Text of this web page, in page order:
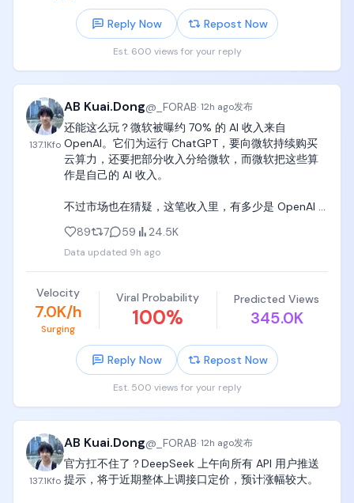
很多人总觉得自己看对主线就够了。
比如半导体。
比如存储。
比如海力士、美光、SanDisk这些资产。
但市场经常告诉你：
看对方向，不等于一定赚钱。
买到好公司，不等于不会回撤。
押中产业趋势，不等于仓位可以乱来。
真正决定你能不能活到最后的，往往不是观点有多聪
明，而是：
有没有杠杆？
有没有现金？
能不能扛波动？
会不会在最痛的时候被迫卖出？
我一直觉得，普通人做投资最大的优势，不是比华尔
街更聪明。
而是我们可以不加杠杆。
可以定投。
可以分批。
华尔街最怕的，不是天才。
是活得久的人。
Reply Now Repost Now
Est. 600 views for your reply
137.1Kfo
AB Kuai.Dong@ _FORAB·12h ago发布
还能这么玩？微软被曝约 70% 的 AI 收入来自
OpenAI。它们为运行 ChatGPT，要向微软持续购买
云算力，还要把部分收入分给微软，而微软把这些算
作是自己的 AI 收入。
不过市场也在猜疑，这笔收入里，有多少是 OpenAI
形成的账面收入。 https://t.co/7cjUvMkaGQ
89 7 59 24.5K
Data updated 9h ago
Velocity
7.0K/h
Surging
Viral Probability
100%
Predicted Views
345.0K
Reply Now Repost Now
Est. 500 views for your reply
137.1Kfo
AB Kuai.Dong@ _FORAB·12h ago发布
官方扛不住了？DeepSeek 上午向所有 API 用户推送
提示，将于近期整体上调接口定价，预计涨幅较大。